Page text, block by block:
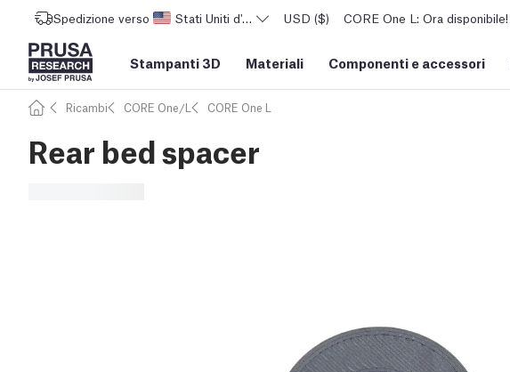
Spedizione verso Stati Uniti d'AmericaUSD ($) CORE One L: Ora disponibile!
Stampanti 3D Materiali Componenti e accessori
Ricambi CORE One/L CORE One L
Rear bed spacer